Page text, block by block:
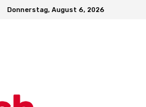
Donnerstag, August 6, 2026